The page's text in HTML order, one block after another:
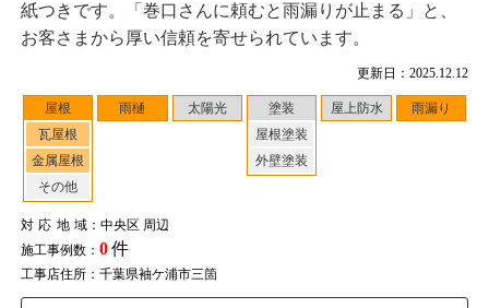
更新日：2025.12.12
屋根
瓦屋根
金属屋根
その他
雨樋 太陽光
塗装
屋根塗装
外壁塗装
屋上防水 雨漏り
対応地域：中央区 周辺
施工事例数： 0件
工事店住所：千葉県袖ケ浦市三箇
紙つきです。「巻口さんに頼むと雨漏りが止まる」と、
お客さまから厚い信頼を寄せられています。